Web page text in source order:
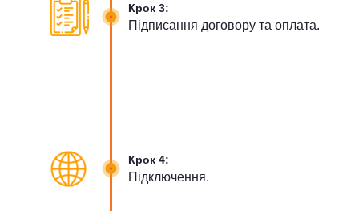
Крок 3:
Підписання договору та оплата.
Крок 4:
Підключення.